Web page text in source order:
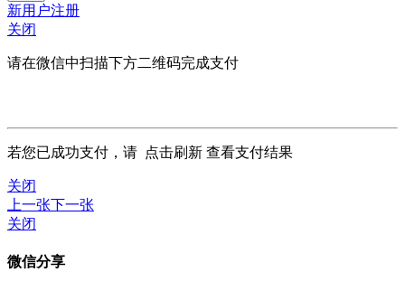
新用户注册
关闭
请在微信中扫描下方二维码完成支付
若您已成功支付，请 点击刷新 查看支付结果
关闭
上一张下一张
关闭
微信分享